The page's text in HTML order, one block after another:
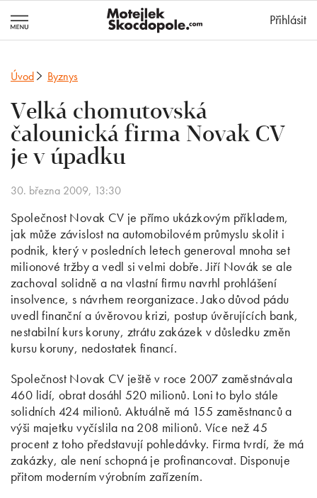
Přihlásit
Úvod Byznys
Velká chomutovská
čalounická firma Novak CV
je v úpadku
30. března 2009, 13:30
Společnost Novak CV je přímo ukázkovým příkladem,
jak může závislost na automobilovém průmyslu skolit i
podnik, který v posledních letech generoval mnoha set
milionové tržby a vedl si velmi dobře. Jiří Novák se ale
zachoval solidně a na vlastní firmu navrhl prohlášení
insolvence, s návrhem reorganizace. Jako důvod pádu
uvedl finanční a úvěrovou krizi, postup úvěrujících bank,
nestabilní kurs koruny, ztrátu zakázek v důsledku změn
kursu koruny, nedostatek financí.
Společnost Novak CV ještě v roce 2007 zaměstnávala
460 lidí, obrat dosáhl 520 milionů. Loni to bylo stále
solidních 424 milionů. Aktuálně má 155 zaměstnanců a
výši majetku vyčíslila na 208 milionů. Více než 45
procent z toho představují pohledávky. Firma tvrdí, že má
zakázky, ale není schopná je profinancovat. Disponuje
přitom moderním výrobním zařízením.